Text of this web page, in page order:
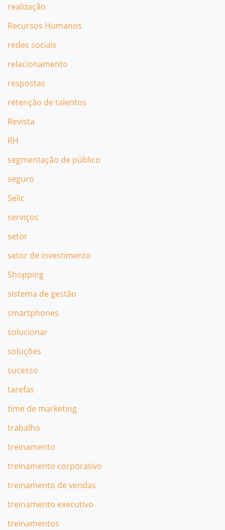
realização
Recursos Humanos
redes sociais
relacionamento
respostas
retenção de talentos
Revista
RH
segmentação de público
seguro
Selic
serviços
setor
setor de investimento
Shopping
sistema de gestão
smartphones
solucionar
soluções
sucesso
tarefas
time de marketing
trabalho
treinamento
treinamento corporativo
treinamento de vendas
treinamento executivo
treinamentos